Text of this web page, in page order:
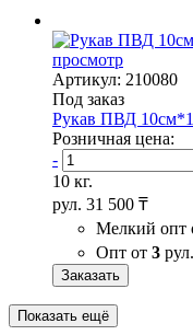
просмотр
Артикул: 210080
Под заказ
Рукав ПВД
Розничная цена:
-
10 кг.
рул. 31 500 ₸
Мелкий опт
Опт от 3
Заказать
Показать ещё